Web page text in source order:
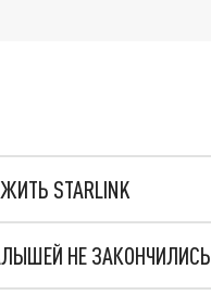
STARLINK
НЕ ЗАКОНЧИЛИСЬ